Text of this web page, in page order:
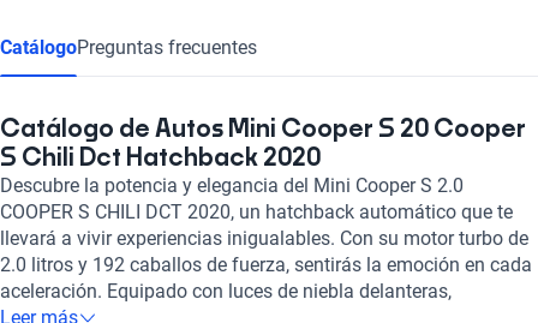
CatálogoPreguntas frecuentes
Catálogo de Autos Mini Cooper S 20 Cooper
S Chili Dct Hatchback 2020
Descubre la potencia y elegancia del Mini Cooper S 2.0
COOPER S CHILI DCT 2020, un hatchback automático que te
llevará a vivir experiencias inigualables. Con su motor turbo de
2.0 litros y 192 caballos de fuerza, sentirás la emoción en cada
aceleración. Equipado con luces de niebla delanteras,
neumáticos Run Flat y sistema de frenos ABS, tu seguridad
Leer más